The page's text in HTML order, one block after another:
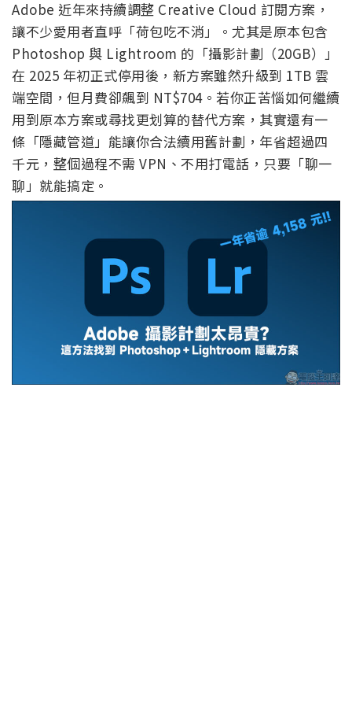
Adobe 近年來持續調整 Creative Cloud 訂閱方案，
讓不少愛用者直呼「荷包吃不消」。尤其是原本包含
Photoshop 與 Lightroom 的「攝影計劃（20GB）」
在 2025 年初正式停用後，新方案雖然升級到 1TB 雲
端空間，但月費卻飆到 NT$704。若你正苦惱如何繼續
用到原本方案或尋找更划算的替代方案，其實還有一
條「隱藏管道」能讓你合法續用舊計劃，年省超過四
千元，整個過程不需 VPN、不用打電話，只要「聊一
聊」就能搞定。